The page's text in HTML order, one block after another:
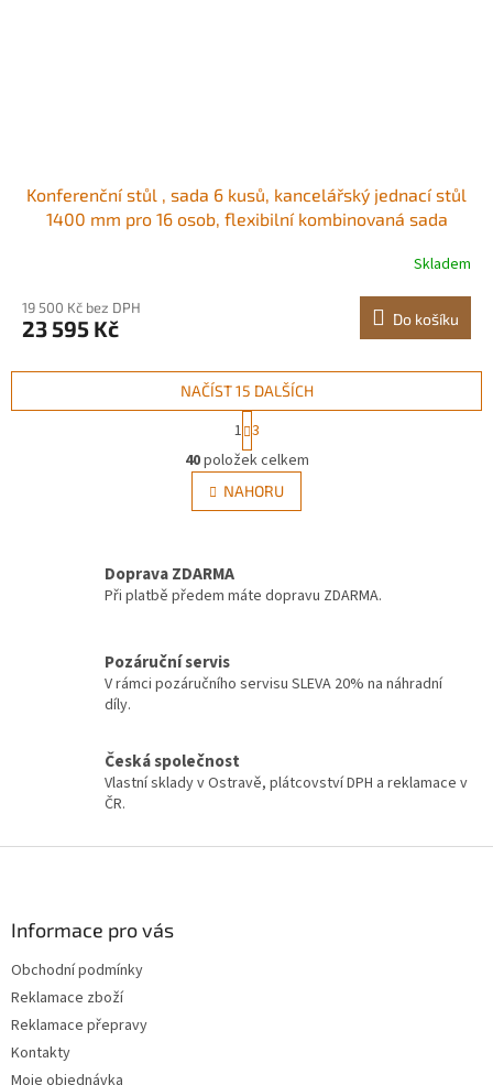
Konferenční stůl , sada 6 kusů, kancelářský jednací stůl
1400 mm pro 16 osob, flexibilní kombinovaná sada
nohami do kanceláře, konferenční místnosti, snadná
montáž Ideální pro skupinové schůzky
Skladem
19 500 Kč bez DPH
23 595 Kč Do košíku
O
v
l
á
í
k
i
NAČÍST 15 DALŠÍCH
t
r
á
n
k
n
í
1 3
40položek celkem
NAHORU
Doprava ZDARMA
Při platbě předem máte dopravu ZDARMA.
Pozáruční servis
V rámci pozáručního servisu SLEVA 20% na náhradní
díly.
Česká společnost
Vlastní sklady v Ostravě, plátcovství DPH a reklamace v
ČR.
Informace pro vás
Obchodní podmínky
Reklamace zboží
Reklamace přepravy
Kontakty